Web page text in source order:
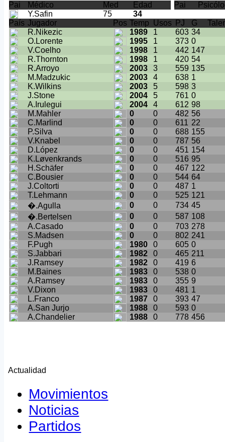
Pai Médico Med Edad Pai
Y.Safin
75
34
País Jugador Pos Temp Usos PJ G
R.Nikezic
1989 1 603 34
O.Lorente
1995 1 373 0
V.Coelho
1998 1 442 147
R.Thornton
1998 1 420 54
R.Arroyo
2003 3 559 135
M.Madzukic
2003 4 638 1
K.Wilkins
2003 5 598 3
J.Stone
2004 5 761 0
A.Irulegui
2004 4 612 98
M.Mahler
0 0 482 56
C.Marlind
0 0 611 22
P.Silva
0 0 688 155
V.Knabel
0 0 787 56
D.López
0 0 451 154
K.Løvenkrands
0 0 516 95
H.Schäfer
0 0 467 122
C.Bousier
0 0 544 64
J.Coltorti
0 0 487 1
T.Lehmann
0 0 525 121
�.Agulla
0 0 734 45
�.Bertelsen
0 0 587 108
A.Casado
0 0 703 278
S.Madsen
0 0 802 241
F.Pugh
1980 0 605 0
S.Jabbari
1982 0 465 211
J.Ramsey
1982 0 419 6
M.Baines
1983 0 538 0
A.Ramsey
1983 0 355 9
V.Dixon
1983 0 481 1
L.Franco
1987 0 393 47
A.San Jurjo
1988 0 593 0
A.Chandelier
1988 0 778 456
Actualidad
Movimientos
Noticias
Partidos